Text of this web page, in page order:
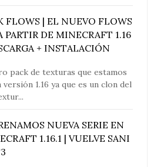
FLOWS | EL NUEVO FLOWS
PARTIR DE MINECRAFT 1.16
+ INSTALACIÓN
pack de texturas que estamos
1.16 ya que es un clon del
NUEVA SERIE EN
1.16.1 | VUELVE SANI